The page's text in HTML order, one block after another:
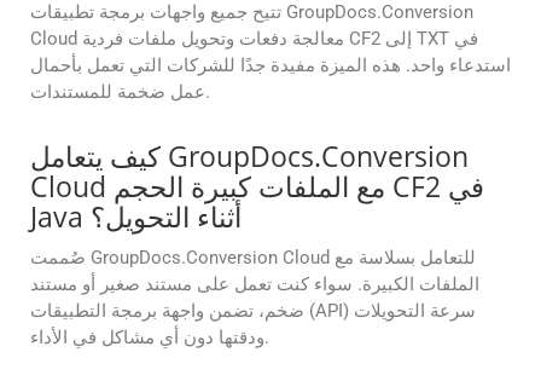
تتيح جميع واجهات برمجة تطبيقات GroupDocs.Conversion
Cloud معالجة دفعات وتحويل ملفات فردية CF2 إلى TXT في
استدعاء واحد. هذه الميزة مفيدة جدًا للشركات التي تعمل بأحمال
عمل ضخمة للمستندات.
كيف يتعامل GroupDocs.Conversion
Cloud مع الملفات كبيرة الحجم CF2 في
Java أثناء التحويل؟
صُممت GroupDocs.Conversion Cloud للتعامل بسلاسة مع
الملفات الكبيرة. سواء كنت تعمل على مستند صغير أو مستند
ضخم، تضمن واجهة برمجة التطبيقات (API) سرعة التحويلات
ودقتها دون أي مشاكل في الأداء.